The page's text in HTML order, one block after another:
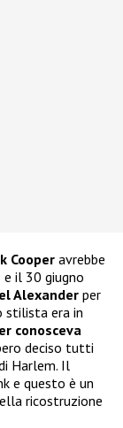
Cooper avrebbe
il 30 giugno
Alexanderper
stilista era in
conosceva
deciso tutti
Harlem. Il
e questo è un
ricostruzione